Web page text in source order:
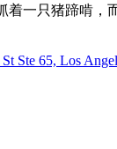
着一只猪蹄啃，
Ste 65, Los